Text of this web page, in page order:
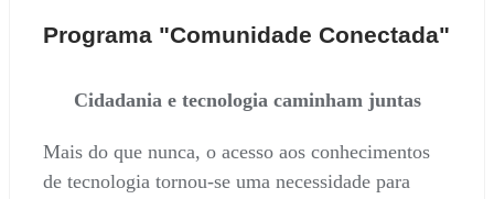
Programa "Comunidade Conectada"
Cidadania e tecnologia caminham juntas
Mais do que nunca, o acesso aos conhecimentos
de tecnologia tornou-se uma necessidade para